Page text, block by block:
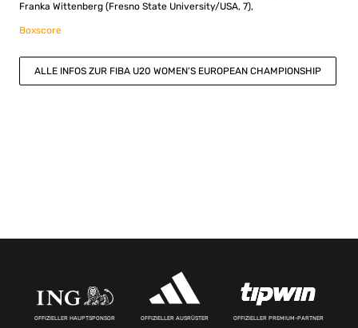
Franka Wittenberg (Fresno State University/USA, 7),
Boxscore
ALLE INFOS ZUR FIBA U20 WOMEN’S EUROPEAN CHAMPIONSHIP
OFFIZIELLER HAUPTSPONSOR OFFIZIELLER AUSRÜSTER OFFIZIELLER PREMIUM-PARTNER